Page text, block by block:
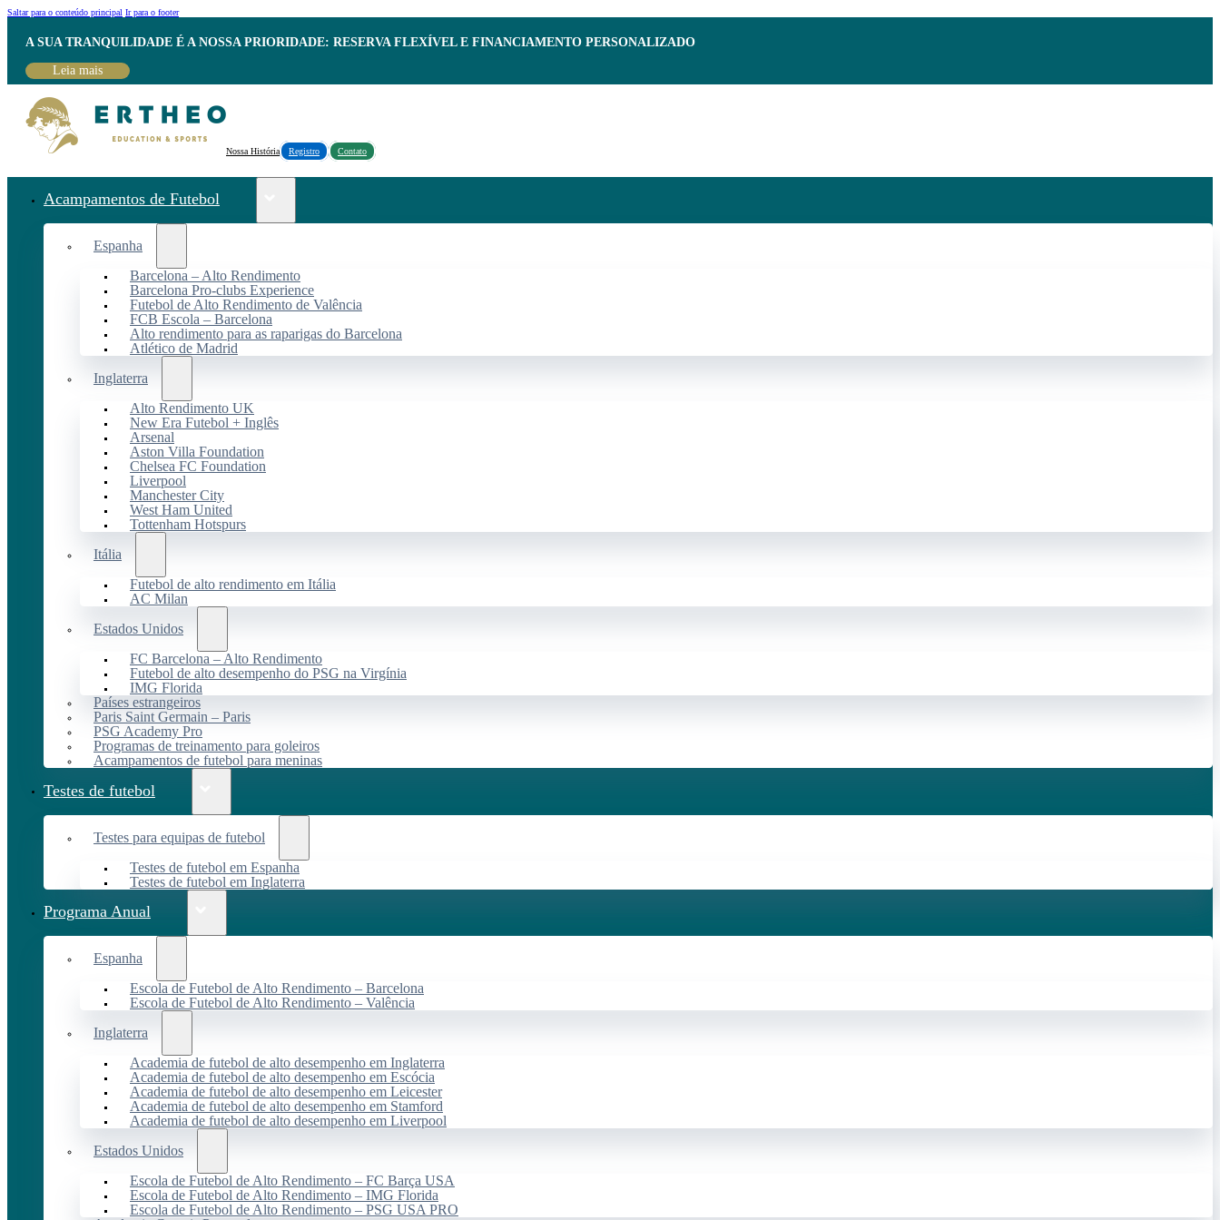
Saltar para o conteúdo principal Ir para o footer
A SUA TRANQUILIDADE É A NOSSA PRIORIDADE: RESERVA FLEXÍVEL E FINANCIAMENTO PERSONALIZADO
Leia mais
Nossa História Registro Contato
Acampamentos de Futebol
Espanha
Barcelona – Alto Rendimento
Barcelona Pro-clubs Experience
Futebol de Alto Rendimento de Valência
FCB Escola – Barcelona
Alto rendimento para as raparigas do Barcelona
Atlético de Madrid
Inglaterra
Alto Rendimento UK
New Era Futebol + Inglês
Arsenal
Aston Villa Foundation
Chelsea FC Foundation
Liverpool
Manchester City
West Ham United
Tottenham Hotspurs
Itália
Futebol de alto rendimento em Itália
AC Milan
Estados Unidos
FC Barcelona – Alto Rendimento
Futebol de alto desempenho do PSG na Virgínia
IMG Florida
Países estrangeiros
Paris Saint Germain – Paris
PSG Academy Pro
Programas de treinamento para goleiros
Acampamentos de futebol para meninas
Testes de futebol
Testes para equipas de futebol
Testes de futebol em Espanha
Testes de futebol em Inglaterra
Programa Anual
Espanha
Escola de Futebol de Alto Rendimento – Barcelona
Escola de Futebol de Alto Rendimento – Valência
Inglaterra
Academia de futebol de alto desempenho em Inglaterra
Academia de futebol de alto desempenho em Escócia
Academia de futebol de alto desempenho em Leicester
Academia de futebol de alto desempenho em Stamford
Academia de futebol de alto desempenho em Liverpool
Estados Unidos
Escola de Futebol de Alto Rendimento – FC Barça USA
Escola de Futebol de Alto Rendimento – IMG Florida
Escola de Futebol de Alto Rendimento – PSG USA PRO